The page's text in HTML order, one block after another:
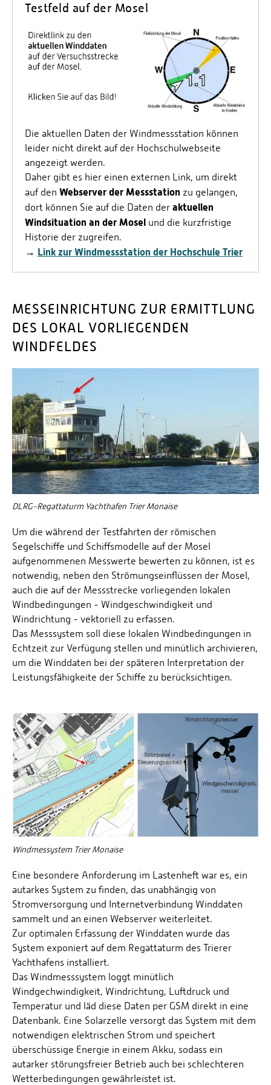
Testfeld auf der Mosel
Die aktuellen Daten der Windmessstation können
leider nicht direkt auf der Hochschulwebseite
angezeigt werden.
Daher gibt es hier einen externen Link, um direkt
auf den Webserver der Messstation zu gelangen,
dort können Sie auf die Daten der aktuellen
Windsituation an der Mosel und die kurzfristige
Historie der zugreifen.
→ Link zur Windmessstation der Hochschule Trier
MESSEINRICHTUNG ZUR ERMITTLUNG
DES LOKAL VORLIEGENDEN
WINDFELDES
DLRG-Regattaturm Yachthafen Trier Monaise
Um die während der Testfahrten der römischen
Segelschiffe und Schiffsmodelle auf der Mosel
aufgenommenen Messwerte bewerten zu können, ist es
notwendig, neben den Strömungseinflüssen der Mosel,
auch die auf der Messstrecke vorliegenden lokalen
Windbedingungen - Windgeschwindigkeit und
Windrichtung - vektoriell zu erfassen.
Das Messsystem soll diese lokalen Windbedingungen in
Echtzeit zur Verfügung stellen und minütlich archivieren,
um die Winddaten bei der späteren Interpretation der
Leistungsfähigkeite der Schiffe zu berücksichtigen.
Windmessystem Trier Monaise
Eine besondere Anforderung im Lastenheft war es, ein
autarkes System zu finden, das unabhängig von
Stromversorgung und Internetverbindung Winddaten
sammelt und an einen Webserver weiterleitet.
Zur optimalen Erfassung der Winddaten wurde das
System exponiert auf dem Regattaturm des Trierer
Yachthafens installiert.
Das Windmesssystem loggt minütlich
Windgechwindigkeit, Windrichtung, Luftdruck und
Temperatur und läd diese Daten per GSM direkt in eine
Datenbank. Eine Solarzelle versorgt das System mit dem
notwendigen elektrischen Strom und speichert
überschüssige Energie in einem Akku, sodass ein
autarker störungsfreier Betrieb auch bei schlechteren
Wetterbedingungen gewährleistet ist.